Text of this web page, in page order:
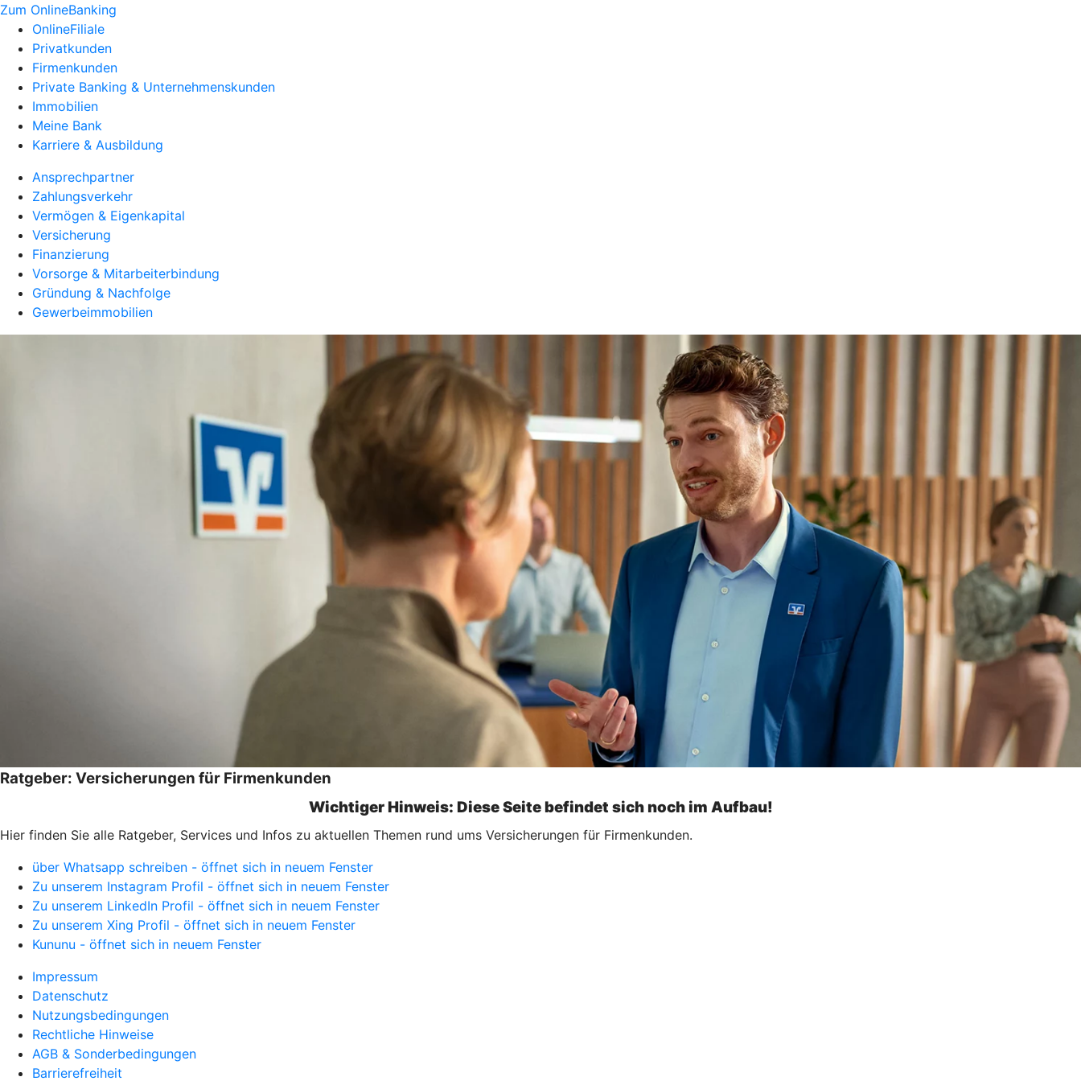
Zum OnlineBanking
OnlineFiliale
Privatkunden
Firmenkunden
Private Banking & Unternehmenskunden
Immobilien
Meine Bank
Karriere & Ausbildung
Ansprechpartner
Zahlungsverkehr
Vermögen & Eigenkapital
Versicherung
Finanzierung
Vorsorge & Mitarbeiterbindung
Gründung & Nachfolge
Gewerbeimmobilien
Ratgeber: Versicherungen für Firmenkunden
Wichtiger Hinweis: Diese Seite befindet sich noch im Aufbau!
Hier finden Sie alle Ratgeber, Services und Infos zu aktuellen Themen rund ums Versicherungen für Firmenkunden.
über Whatsapp schreiben - öffnet sich in neuem Fenster
Zu unserem Instagram Profil - öffnet sich in neuem Fenster
Zu unserem LinkedIn Profil - öffnet sich in neuem Fenster
Zu unserem Xing Profil - öffnet sich in neuem Fenster
Kununu - öffnet sich in neuem Fenster
Impressum
Datenschutz
Nutzungsbedingungen
Rechtliche Hinweise
AGB & Sonderbedingungen
Barrierefreiheit